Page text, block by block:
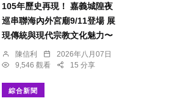
105年歷史再現！ 嘉義城隍夜
巡串聯海內外宮廟9/11登場 展
現傳統與現代宗教文化魅力〜
陳信利
2026年八月07日
9,546 觀看
15 分享
綜合新聞